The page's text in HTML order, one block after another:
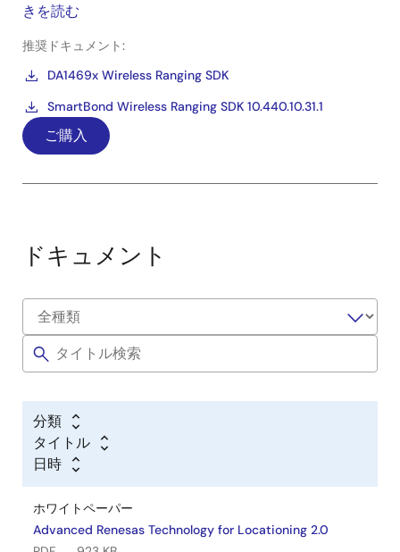
きを読む
推奨ドキュメント:
DA1469x Wireless Ranging SDK
SmartBond Wireless Ranging SDK 10.440.10.31.1
ご購入
ドキュメント
分類
タイトル
日時
ホワイトペーパー
Advanced Renesas Technology for Locationing 2.0